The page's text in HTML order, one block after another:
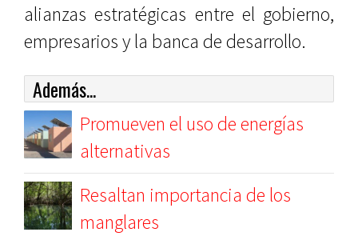
alianzas estratégicas entre el gobierno,
empresarios y la banca de desarrollo.
Además...
Promueven el uso de energías
alternativas
Resaltan importancia de los
manglares